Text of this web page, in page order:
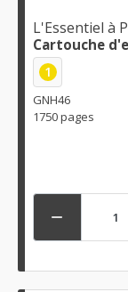
L'Essentiel à
Cartouche
1
GNH46
1750 pages
